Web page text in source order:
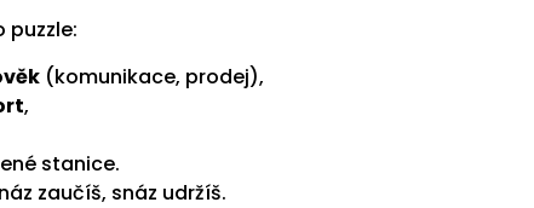
(komunikace, prodej),
,
stanice.
zaučíš, snáz udržíš.